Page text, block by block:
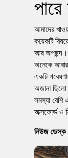
নিম পাতার উপকারীতা
ইন্টার্নশিপ করার সুযোগ
আমাদের
কয়েকটি
আর অপছন্দ।
অনেকে
একটি
অজানা
সমস্যা বেশি
অক্সফোর্ড ও
নিউজ ডেস্ক